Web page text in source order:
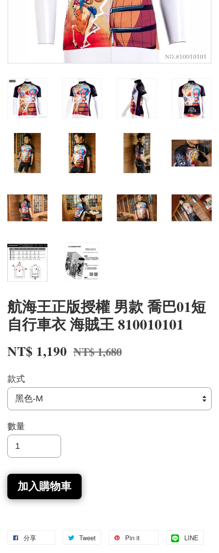
航海王正版授權 男款 喬巴01短
自行車衣 海賊王 810010101
NT$ 1,190 NT$ 1,680
款式
數量
加入購物車
分享 Tweet Pin it LINE